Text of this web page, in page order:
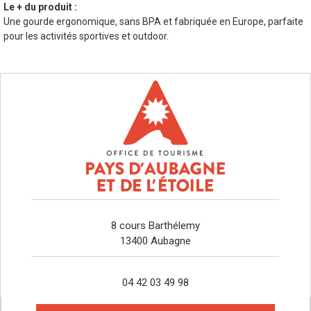
Le + du produit :
Une gourde ergonomique, sans BPA et fabriquée en Europe, parfaite
pour les activités sportives et outdoor.
8 cours Barthélemy
13400 Aubagne
04 42 03 49 98